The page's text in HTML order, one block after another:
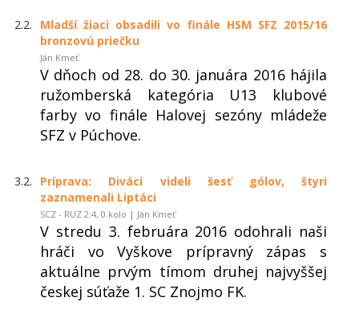
2.2.
Mladší žiaci obsadili vo finále HSM SFZ 2015/16
bronzovú priečku
Ján Kmeť
V dňoch od 28. do 30. januára 2016 hájila
ružomberská kategória U13 klubové
farby vo finále Halovej sezóny mládeže
SFZ v Púchove.
3.2.
Príprava: Diváci videli šesť gólov, štyri
zaznamenali Liptáci
SCZ - RUZ 2:4, 0.kolo | Ján Kmeť
V stredu 3. februára 2016 odohrali naši
hráči vo Vyškove prípravný zápas s
aktuálne prvým tímom druhej najvyššej
českej súťaže 1. SC Znojmo FK.